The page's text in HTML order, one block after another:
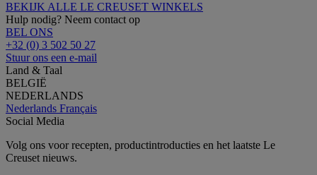
BEKIJK ALLE LE CREUSET WINKELS
Hulp nodig? Neem contact op
BEL ONS
+32 (0) 3 502 50 27
Stuur ons een e-mail
Land & Taal
BELGIË
NEDERLANDS
Nederlands Français
Social Media
Volg ons voor recepten, productintroducties en het laatste Le
Creuset nieuws.